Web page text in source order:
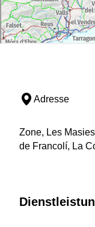
Adresse
Zone, Les
de Francolí, La